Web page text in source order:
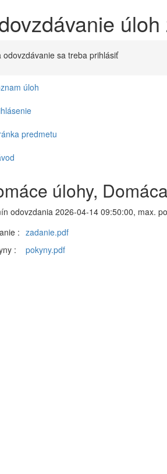
odovzdávanie sa treba prihlásiť
úloh
predmetu
úlohy,
odovzdania 2026-04-14 09:50:00, max.
: zadanie.pdf
:
pokyny.pdf